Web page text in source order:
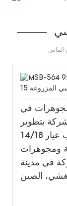
الماس
في
الشركة بتطوير
وإنتاج مجوهرات من الذهب عيار 14/18
ومجوهرات
في مدينة